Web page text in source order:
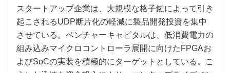
スタートアップ企業は、大規模な格子鍵によって引き
起こされるUDP断片化の軽減に製品開発投資を集中
させている。ベンチャーキャピタルは、低消費電力の
組み込みマイクロコントローラ展開に向けたFPGAお
よびSoCの実装を積極的にターゲットとしている。こ